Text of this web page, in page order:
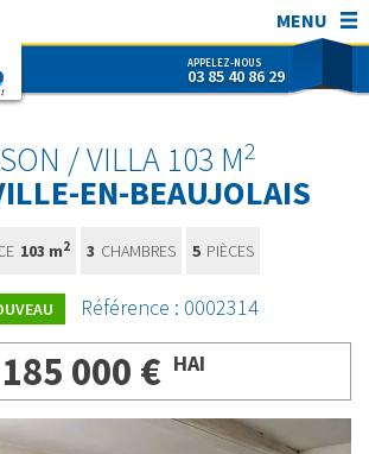
MENU
ESTIMER
SUNNYMMO
NOUS REJOINDRE !
RECHERCHER RÉF.
APPELEZ-NOUS
03 85 40 86 29
/ VILLA 103 M2
EN-BEAUJOLAIS
103 m2 CHAMBRES
3 PIÈCES
5
Référence : 0002314
185 000 € HAI